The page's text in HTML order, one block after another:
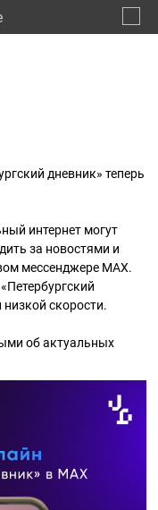
дневник» теперь
интернет могут
за новостями и
мессенджере MAX.
скорости.
об актуальных